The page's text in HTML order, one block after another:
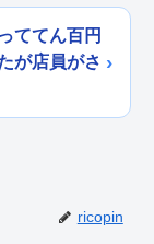
ててん百円
が店員がさ
ricopin